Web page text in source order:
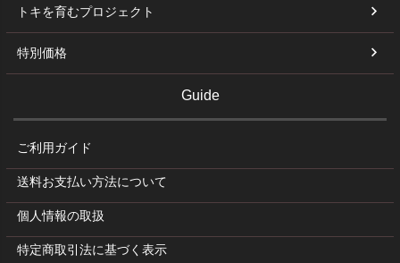
トキを育むプロジェクト
特別価格
Guide
ご利用ガイド
送料お支払い方法について
個人情報の取扱
特定商取引法に基づく表示